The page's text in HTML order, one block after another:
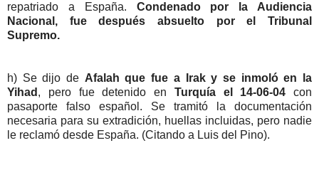
repatriado a España. Condenado por la Audiencia
Nacional, fue después absuelto por el Tribunal
Supremo.
h) Se dijo de Afalah que fue a Irak y se inmoló en la
Yihad , pero fue detenido en Turquía el 14-06-04 con
pasaporte falso español. Se tramitó la documentación
necesaria para su extradición, huellas incluidas, pero nadie
le reclamó desde España. (Citando a Luis del Pino).